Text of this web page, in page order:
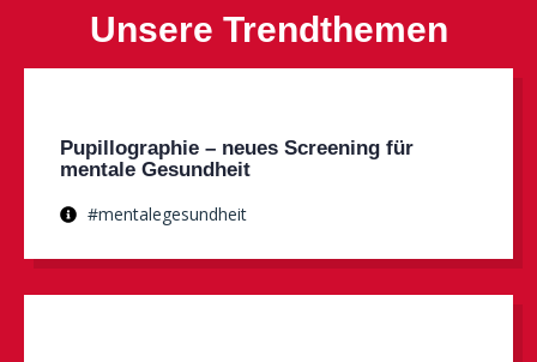
Unsere Trendthemen
Pupillographie – neues Screening für
mentale Gesundheit
#mentalegesundheit